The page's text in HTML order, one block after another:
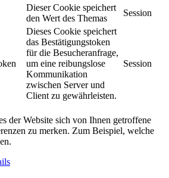
Dieser Cookie speichert
den Wert des Themas
Session
Dieses Cookie speichert
das Bestätigungstoken
für die Besucheranfrage,
um eine reibungslose
Kommunikation
zwischen Server und
Client zu gewährleisten.
Session
der Website sich von Ihnen getroffene
zu merken. Zum Beispiel, welche